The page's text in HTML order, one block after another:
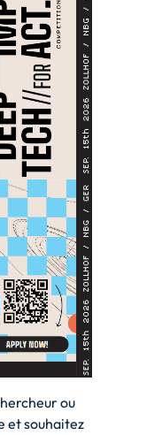
ou
et souhaitez